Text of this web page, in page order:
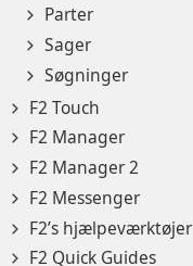
Parter
Sager
Søgninger
F2 Touch
F2 Manager
F2 Manager 2
F2 Messenger
F2’s hjælpeværktøjer
F2 Quick Guides